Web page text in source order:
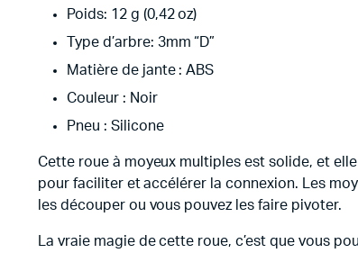
Poids: 12 g (0,42 oz)
Type d’arbre: 3mm “D”
Matière de jante : ABS
Couleur : Noir
Pneu : Silicone
Cette roue à moyeux multiples est solide, et
pour faciliter et accélérer la connexion. Les
les découper ou vous pouvez les faire pivoter.
La vraie magie de cette roue, c’est que vous